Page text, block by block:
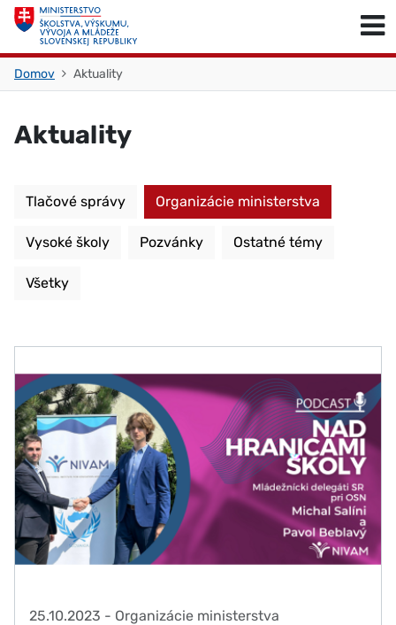
Skočiť na obsah
Domov Aktuality
Aktuality
Tlačové správy Organizácie ministerstva
Vysoké školy Pozvánky Ostatné témy
Všetky
25.10.2023 - Organizácie ministerstva
Skočiť na začiatok stránky